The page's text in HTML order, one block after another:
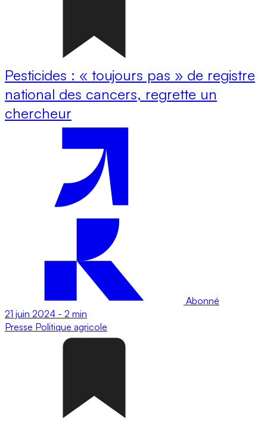
Pesticides : « toujours pas » de registre
national des cancers, regrette un
chercheur
Abonné
21 juin 2024 - 2 min
Presse Politique agricole